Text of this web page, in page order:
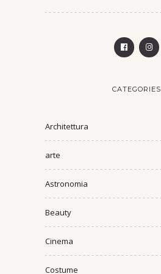
CATEGORIES
Architettura
arte
Astronomia
Beauty
Cinema
Costume